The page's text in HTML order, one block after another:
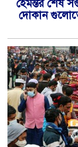
হেমন্তর শেষ
দোকান